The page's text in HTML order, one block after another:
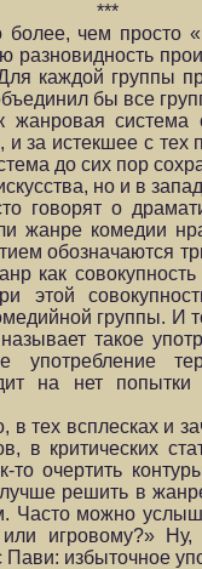
***
чем просто
разновидность
каждой группы
бы все
жанровая
и за истекшее с
до сих пор
но и в
говорят о
жанре комедии
обозначаются
как
этой
группы. И
такое
употребление
на нет попытки
тех всплесках и
в критических
то очертить
решить в
Часто можно
или игровому?»
Пави: избыточное